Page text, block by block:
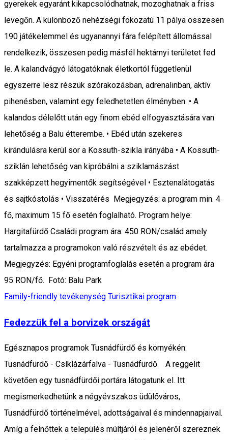
gyerekek egyaránt kikapcsolódhatnak, mozoghatnak a friss
levegőn. A különböző nehézségi fokozatú 11 pálya összesen
190 játékelemmel és ugyanannyi fára felépített állomással
rendelkezik, összesen pedig másfél hektárnyi területet fed
le. A kalandvágyó látogatóknak életkortól függetlenül
egyszerre lesz részük szórakozásban, adrenalinban, aktív
pihenésben, valamint egy feledhetetlen élményben. • A
kalandos délelőtt után egy finom ebéd elfogyasztására van
lehetőség a Balu étterembe. • Ebéd után szekeres
kirándulásra kerül sor a Kossuth-szikla irányába • A Kossuth-
sziklán lehetőség van kipróbálni a sziklamászást
szakképzett hegyimentők segítségével • Esztenalátogatás
és sajtkóstolás • Visszatérés Megjegyzés: a program min. 4
fő, maximum 15 fő esetén foglalható. Program helye:
Hargitafürdő Családi program ára: 450 RON/család amely
tartalmazza a programokon való részvételt és az ebédet.
Megjegyzés: Egyéni programfoglalás esetén a program ára
95 RON/fő. Fotó: Balu Park
Family-friendly tevékenység Turisztikai program
Fedezzük fel a borvizek országát
Egésznapos programok Tusnádfürdő és környékén:
Tusnádfürdő - Csíklázárfalva - Tusnádfürdő A reggelit
követően egy tusnádfürdői portára látogatunk el. Itt
megismerkedhetünk a négyévszakos üdülőváros,
Tusnádfürdő történelmével, adottságaival és mindennapjaival.
Amíg a felnőttek a település múltjáról és jelenéről szereznek